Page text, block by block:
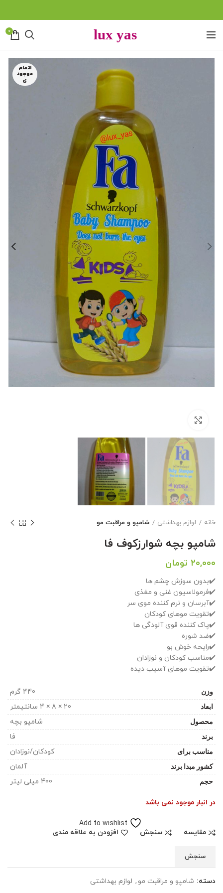
0
اتمام
موجود
ی
خانه لوازم بهداشتی شامپو و مراقبت مو
شامپو بچه شوارزکوف فا
۲۰,۰۰۰ تومان
✔️بدون سوزش چشم ها
✔️فرمولاسیون غنی و مغذی
✔️آبرسان و نرم کننده موی سر
✔️تقویت موهای کودکان
✔️پاک کننده قوی آلودگی ها
✔️ضد شوره
✔️رایحه خوش بو
✔️مناسب کودکان و نوزادان
✔️تقویت موهای آسیب دیده
وزن 440 گرم
ابعاد 20 × 8 × 4 سانتیمتر
محصول شامپو بچه
برند فا
مناسب برای کودکان/نوزادان
کشور مبدا برند آلمان
حجم 400 میلی لیتر
در انبار موجود نمی باشد
Add to wishlist
مقایسه
سنجش افزودن به علاقه مندی
سنجش
دسته: شامپو و مراقبت مو , لوازم بهداشتی